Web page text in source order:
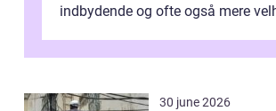
indbydende og ofte også mere
30 june 2026